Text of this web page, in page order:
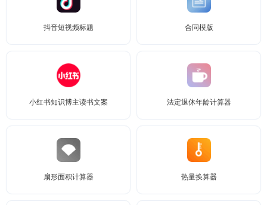
抖音短视频标题 合同模版
小红书知识博主读书文案 法定退休年龄计算器
扇形面积计算器 热量换算器